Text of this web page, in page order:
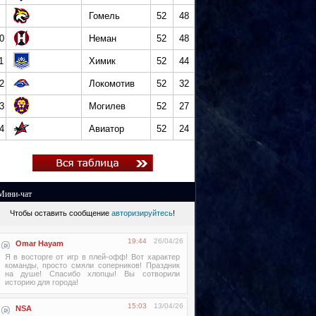
Гомель 52 48
Неман 52 48
Химик 52 44
Локомотив 52 32
Могилев 52 27
Авиатор 52 24
чат
Чтобы оставить сообщение авторизируйтесь!
Omar Hayam 26/04/26
19:44
Я в восторге от игр в плей-офф! Вот характер
команды, просто смяли соперников! Праздник
на душе! Спасибо хлопцы! Вы сотворили
историю для города!
NSA 13/04/26
15:03